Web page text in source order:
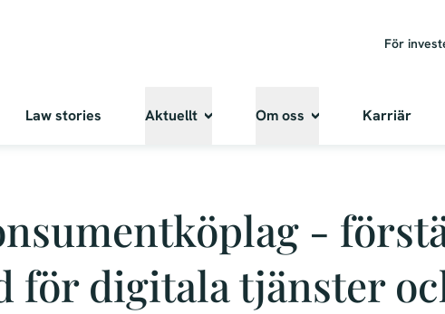
För
Law stories Aktuellt Om oss Karriär
-
för digitala tjänster